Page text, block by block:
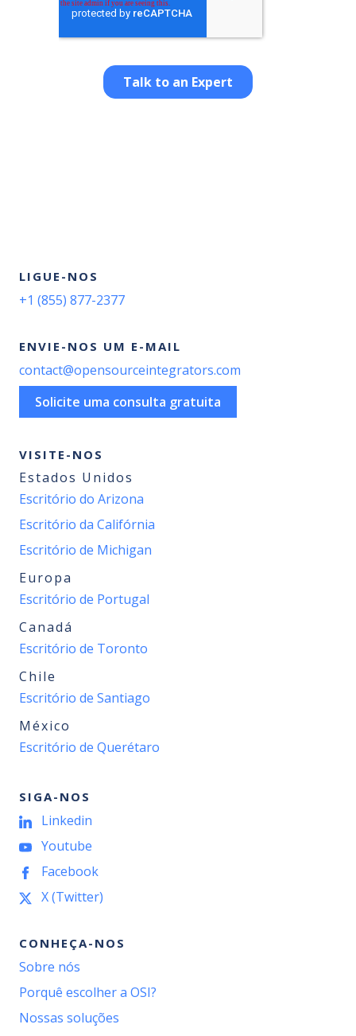
LIGUE-NOS
+1 (855) 877-2377
ENVIE-NOS UM E-MAIL
contact@opensourceintegrators.com
Solicite uma consulta gratuita
VISITE-NOS
Estados Unidos
Escritório do Arizona
Escritório da Califórnia
Escritório de Michigan
Europa
Escritório de Portugal
Canadá
Escritório de Toronto
Chile
Escritório de Santiago
México
Escritório de Querétaro
SIGA-NOS
Linkedin
Youtube
Facebook
X (Twitter)
CONHEÇA-NOS
Sobre nós
Porquê escolher a OSI?
Nossas soluções